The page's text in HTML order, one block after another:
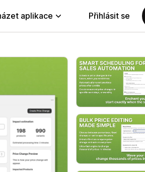
aplikace Přihlásit se